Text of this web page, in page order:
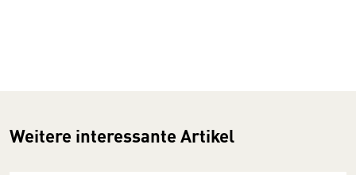
Weitere interessante Artikel